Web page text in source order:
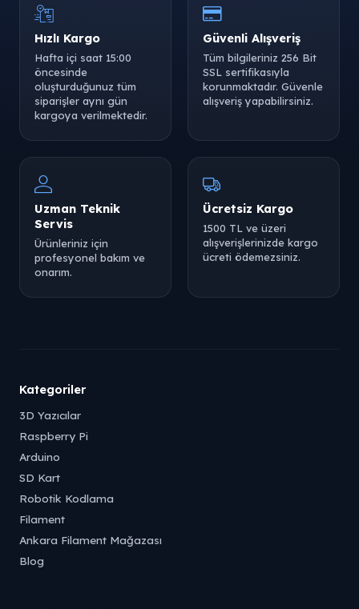
Hızlı Kargo
Hafta içi saat 15:00
öncesinde
oluşturduğunuz tüm
siparişler aynı gün
kargoya verilmektedir.
Güvenli Alışveriş
Tüm bilgileriniz 256 Bit
SSL sertifikasıyla
korunmaktadır. Güvenle
alışveriş yapabilirsiniz.
Uzman Teknik
Servis
Ürünleriniz için
profesyonel bakım ve
onarım.
Ücretsiz Kargo
1500 TL ve üzeri
alışverişlerinizde kargo
ücreti ödemezsiniz.
Kategoriler
3D Yazıcılar
Raspberry Pi
Arduino
SD Kart
Robotik Kodlama
Filament
Ankara Filament Mağazası
Blog